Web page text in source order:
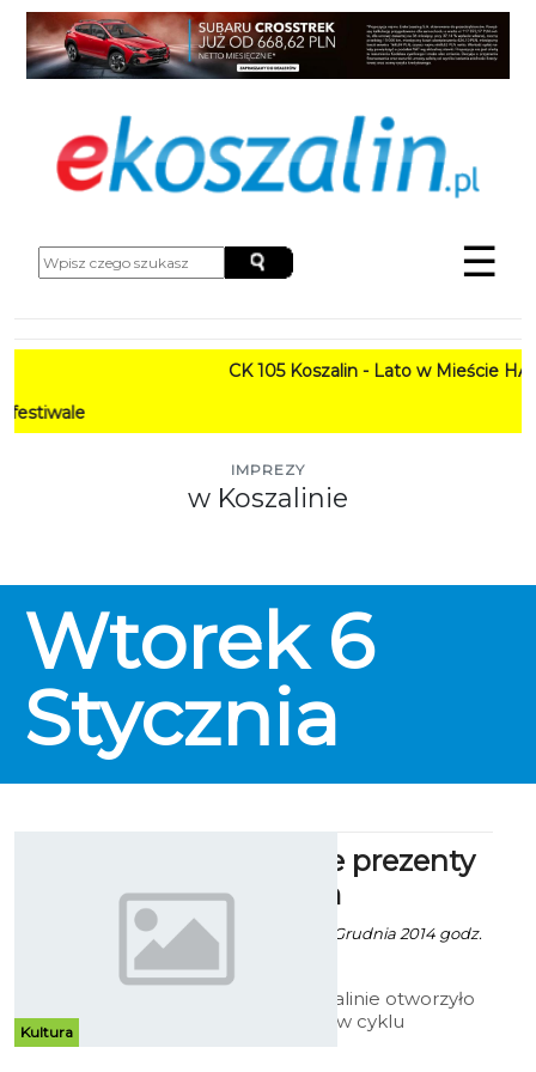
☰
CK 105 Koszalin - Lato w Mieście
IMPREZY
w Koszalinie
Wtorek 6
Stycznia
Kultura
Mikołajowe prezenty
w Muzeum
Artur Rutkowski - 8 Grudnia 2014 godz.
Muzeum w Koszalinie otworzyło
kolejną wystawę w cyklu